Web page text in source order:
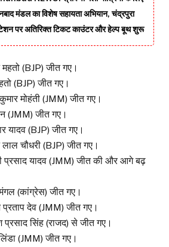
मंडल का विशेष सहायता अभियान, चंद्रपुरा
पर अतिरिक्त टिकट काउंटर और हेल्प बूथ शुरू
महतो (BJP) जीत गए।
(BJP) जीत गए।
मोहंती (JMM) जीत गए।
(JMM) जीत गए।
यादव (BJP) जीत गए।
चौधरी (BJP) जीत गए।
प्रसाद यादव (JMM) जीत की और आगे बढ़
(कांग्रेस) जीत गए।
देव (JMM) जीत गए।
प्रसाद सिंह (राजद) से जीत गए।
(JMM) जीत गए।